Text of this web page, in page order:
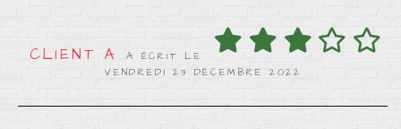
CLIENT A
A ÉCRIT LE
VENDREDI 23 DÉCEMBRE 2022